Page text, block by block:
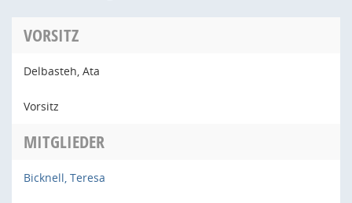
VORSITZ
Delbasteh, Ata
Vorsitz
MITGLIEDER
Bicknell, Teresa